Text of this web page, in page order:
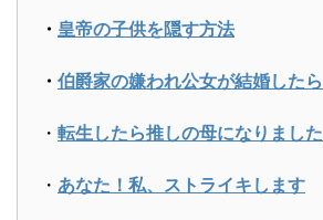
・ 皇帝の子供を隠す方法
・ 伯爵家の嫌われ公女が結婚したら
・ 転生したら推しの母になりました
・ あなた！私、ストライキします